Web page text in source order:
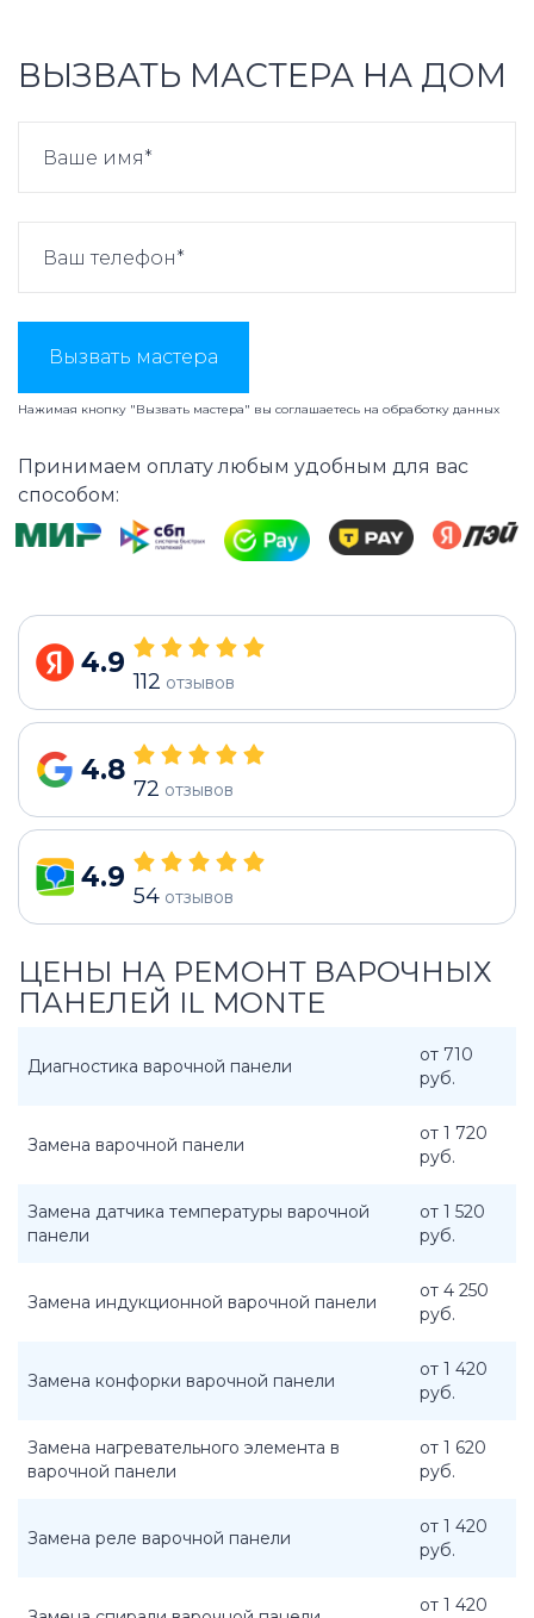
ВЫЗВАТЬ МАСТЕРА НА ДОМ
Вызвать мастера
Нажимая кнопку "Вызвать мастера" вы соглашаетесь на обработку данных
Принимаем оплату любым удобным для вас
способом:
4.9
112 отзывов
4.8
72 отзывов
4.9
54 отзывов
ЦЕНЫ НА РЕМОНТ ВАРОЧНЫХ
ПАНЕЛЕЙ IL MONTE
Диагностика варочной панели
от 710
руб.
Замена варочной панели
от 1 720
руб.
Замена датчика температуры варочной
панели
от 1 520
руб.
Замена индукционной варочной панели
от 4 250
руб.
Замена конфорки варочной панели
от 1 420
руб.
Замена нагревательного элемента в
варочной панели
от 1 620
руб.
Замена реле варочной панели
от 1 420
руб.
от 1 420